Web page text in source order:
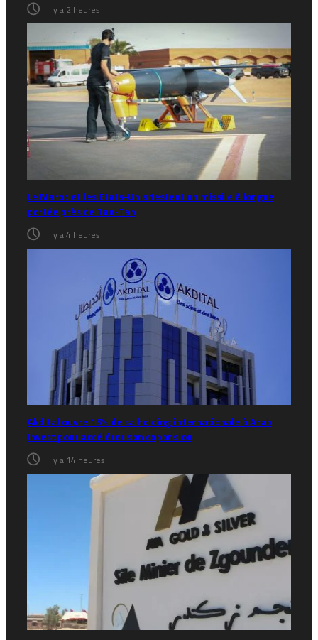
il y a 2 heures
Le Maroc et les États-Unis testent un missile à longue
portée près de Tan-Tan
il y a 4 heures
Akdital ouvre 15% de sa holding internationale à Arab
Invest pour accélérer son expansion
il y a 14 heures